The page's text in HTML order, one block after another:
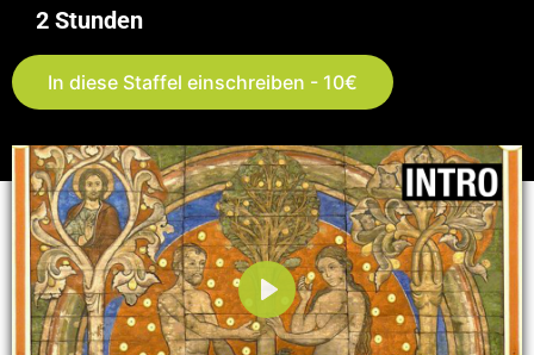
2 Stunden
In diese Staffel einschreiben - 10€
Abspielen